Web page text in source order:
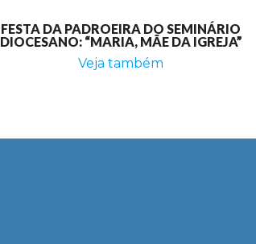
FESTA DA PADROEIRA DO SEMINÁRIO
DIOCESANO: “MARIA, MÃE DA IGREJA”
Veja também